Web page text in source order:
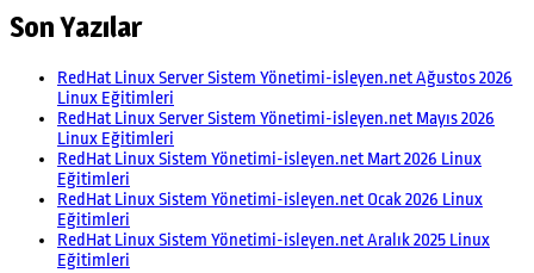
Son Yazılar
RedHat Linux Server Sistem Yönetimi-isleyen.net Ağustos 2026
Linux Eğitimleri
RedHat Linux Server Sistem Yönetimi-isleyen.net Mayıs 2026
Linux Eğitimleri
RedHat Linux Sistem Yönetimi-isleyen.net Mart 2026 Linux
Eğitimleri
RedHat Linux Sistem Yönetimi-isleyen.net Ocak 2026 Linux
Eğitimleri
RedHat Linux Sistem Yönetimi-isleyen.net Aralık 2025 Linux
Eğitimleri